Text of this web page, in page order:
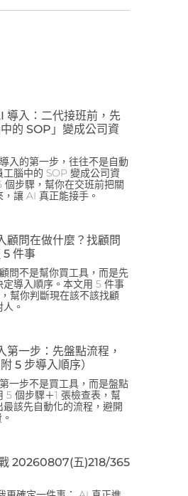
導入：二代接班前，先
的 SOP」變成公司資
入的第一步，往往不是自動
工腦中的 SOP 變成公司資
個步驟，幫你在交班前把關
讓 AI 真正能接手。
顧問在做什麼？找顧問
5 件事
問不是幫你買工具，而是先
定導入順序。本文用 5 件事
幫你判斷現在該不該找顧
。
第一步：先盤點流程，
5 步導入順序）
一步不是買工具，而是盤點
5 個步驟＋1 張檢查表，幫
最該先自動化的流程，避開
20260807(五)218/365